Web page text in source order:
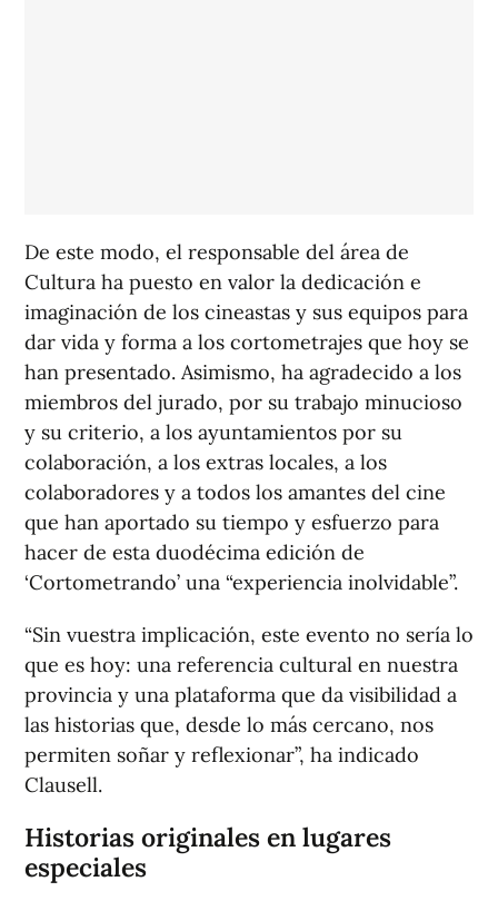
De este modo, el responsable del área de
Cultura ha puesto en valor la dedicación e
imaginación de los cineastas y sus equipos para
dar vida y forma a los cortometrajes que hoy se
han presentado. Asimismo, ha agradecido a los
miembros del jurado, por su trabajo minucioso
y su criterio, a los ayuntamientos por su
colaboración, a los extras locales, a los
colaboradores y a todos los amantes del cine
que han aportado su tiempo y esfuerzo para
hacer de esta duodécima edición de
‘Cortometrando’ una “experiencia inolvidable”.
“Sin vuestra implicación, este evento no sería lo
que es hoy: una referencia cultural en nuestra
provincia y una plataforma que da visibilidad a
las historias que, desde lo más cercano, nos
permiten soñar y reflexionar”, ha indicado
Clausell.
Historias originales en lugares
especiales